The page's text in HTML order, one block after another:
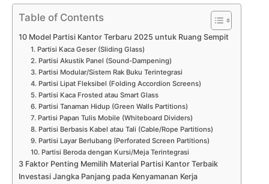
Table of Contents
10 Model Partisi Kantor Terbaru 2025 untuk Ruang Sempit
1. Partisi Kaca Geser (Sliding Glass)
2. Partisi Akustik Panel (Sound-Dampening)
3. Partisi Modular/Sistem Rak Buku Terintegrasi
4. Partisi Lipat Fleksibel (Folding Accordion Screens)
5. Partisi Kaca Frosted atau Smart Glass
6. Partisi Tanaman Hidup (Green Walls Partitions)
7. Partisi Papan Tulis Mobile (Whiteboard Dividers)
8. Partisi Berbasis Kabel atau Tali (Cable/Rope Partitions)
9. Partisi Layar Berlubang (Perforated Screen Partitions)
10. Partisi Beroda dengan Kursi/Meja Terintegrasi
3 Faktor Penting Memilih Material Partisi Kantor Terbaik
Investasi Jangka Panjang pada Kenyamanan Kerja